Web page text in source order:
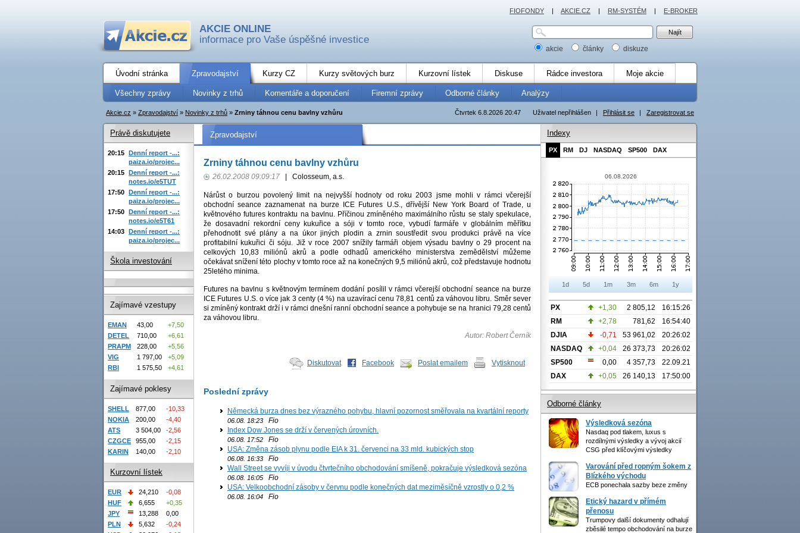
AKCIE ONLINE
informace pro Vaše úspěšné investice
akcie články diskuze
Úvodní stránka Zpravodajství Kurzy CZ Kurzy světových burz Kurzovní lístek Diskuse Rádce investora Moje akcie
Všechny zprávy Novinky z trhů Komentáře a doporučení Firemní zprávy Odborné články Analýzy
Uživatel nepřihlášen | Přihlásit se | Zaregistrovat se
Čtvrtek 6.8.2026 20:47
Akcie.cz » Zpravodajství » Novinky z trhů » Zrniny táhnou cenu bavlny vzhůru
Zpravodajství
Zrniny táhnou cenu bavlny vzhůru
26.02.2008 09:09:17 Colosseum, a.s.
Nárůst o burzou povolený limit na nejvyšší hodnoty od roku 2003 jsme mohli v rámci včerejší
obchodní seance zaznamenat na burze ICE Futures U.S., dřívější New York Board of Trade, u
květnového futures kontraktu na bavlnu. Příčinou zmíněného maximálního růstu se staly spekulace,
že dosavadní rekordní ceny kukuřice a sóji v tomto roce, vybudí farmáře v globálním měřítku
přehodnotit své plány a na úkor jiných plodin a zrnin soustředit svou produkci právě na více
profitabilní kukuřici či sóju. Již v roce 2007 snížily farmáři objem výsadu bavlny o 29 procent na
celkových 10,83 miliónů akrů a podle odhadů amerického ministerstva zemědělství můžeme
očekávat snížení této plochy v tomto roce až na konečných 9,5 miliónů akrů, což představuje hodnotu
25letého minima.
Futures na bavlnu s květnovým termínem dodání posílil v rámci včerejší obchodní seance na burze
ICE Futures U.S. o více jak 3 centy (4 %) na uzavírací cenu 78,81 centů za váhovou libru. Směr sever
si zmíněný kontrakt drží i v rámci dnešní ranní obchodní seance a pohybuje se na hranici 79,28 centů
za váhovou libru.
Autor: Robert Černík
Diskutovat Facebook Poslat emailem Vytisknout
Poslední zprávy
Německá burza dnes bez výrazného pohybu, hlavní pozornost směřovala na kvartální reporty
06.08. 18:23 Fio
Index Dow Jones se drží v červených úrovních.
06.08. 17:52 Fio
USA: Změna zásob plynu podle EIA k 31. červenci na 33 mld. kubických stop
06.08. 16:33 Fio
Wall Street se vyvíji v úvodu čtvrtečního obchodování smíšeně, pokračuje výsledková sezóna
06.08. 16:05 Fio
USA: Velkoobchodní zásoby v červnu podle konečných dat meziměsíčně vzrostly o 0,2 %
06.08. 16:04 Fio
Právě diskutujete
20:15 Denní report -...:
paiza.io/projec...
20:15 Denní report -...:
notes.io/e5TUT
17:50 Denní report -...:
paiza.io/projec...
17:50 Denní report -...:
notes.io/e5T61
14:03 Denní report -...:
paiza.io/projec...
Škola investování
Zajímavé vzestupy
EMAN 43,00
+7,50
DETEL
710,00
+6,61
PRAPM
228,00
+5,56
VIG
1 797,00
+5,09
RBI
1 575,50 +4,61
Zajímavé poklesy
SHELL 877,00
-10,33
NOKIA
200,00
-4,40
ATS
3 504,00
-2,56
CZGCE
955,00
-2,15
KARIN
140,00 -2,10
Kurzovní lístek
EUR 24,210
-0,08
HUF
6,655
+0,35
JPY
13,288
0,00
PLN
5,632
-0,24
Indexy
PX RM DJ NASDAQ SP500 DAX
06.08.2026
1d 5d 1m 3m 6m 1y
PX +1,30 2 805,12
16:15:26
RM
+2,78 781,62
16:54:40
DJIA
-0,71 53 961,02
20:26:02
NASDAQ
+0,04 26 373,73
20:26:02
SP500
0,00 4 357,73
22.09.21
DAX
+0,05 26 140,13 17:50:00
Odborné články
Výsledková sezóna
Nasdaq pod tlakem, luxus s
rozdílnými výsledky a vývoj akcií
CSG před klíčovými výsledky
Varování před ropným šokem z
Blízkého východu
ECB ponechala sazby beze změny
Etický hazard v přímém
přenosu
Trumpovy další dokumenty odhalují
zběsilé tempo obchodování na burze
FIOFONDY | AKCIE.CZ | RM-SYSTÉM | E-BROKER